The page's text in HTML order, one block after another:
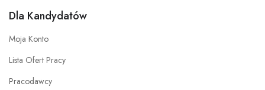
Dla Kandydatów
Moja Konto
Lista Ofert Pracy
Pracodawcy